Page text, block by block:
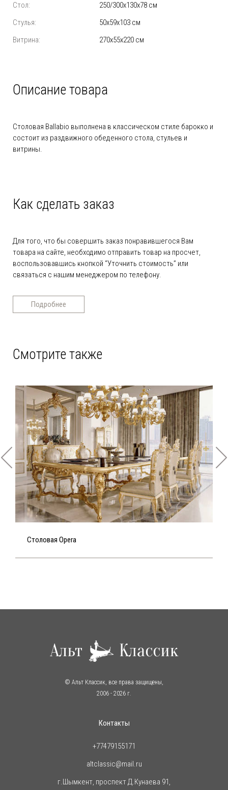
Стол:
250/300х130х78 см
Стулья:
50х59х103 см
Витрина:
270х55х220 см
Описание товара
Столовая Ballabio выполнена в классическом стиле барокко и
состоит из раздвижного обеденного стола, стульев и
витрины.
Как сделать заказ
Для того, что бы совершить заказ понравившегося Вам
товара на сайте, необходимо отправить товар на просчет,
воспользовавшись кнопкой “Уточнить стоимость” или
связаться с нашим менеджером по телефону.
Подробнее
Смотрите также
Столовая Opera
© Альт Классик, все права защищены,
2006 - 2026 г.
Контакты
+77479155171
altclassic@mail.ru
г.Шымкент, проспект Д.Кунаева 91,